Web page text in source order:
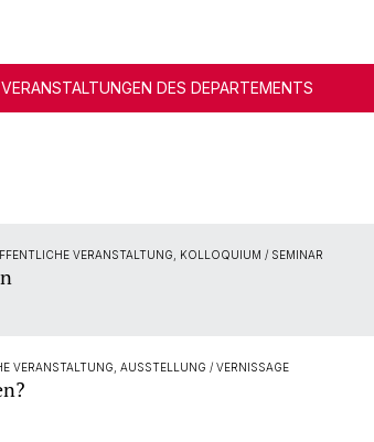
DES DEPARTEMENTS
VERANSTALTUNG, KOLLOQUIUM / SEMINAR
VERANSTALTUNG, AUSSTELLUNG / VERNISSAGE